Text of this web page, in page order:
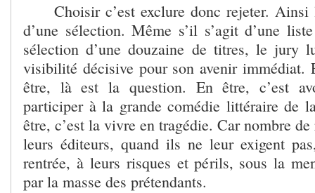
Choisir c’est exclure donc rejeter. Ainsi
d’une sélection. Même s’il s’agit d’une
sélection d’une douzaine de titres, le jury
visibilité décisive pour son avenir immédiat.
être, là est la question. En être, c’est
participer à la grande comédie littéraire de
être, c’est la vivre en tragédie. Car nombre
leurs éditeurs, quand ils ne leur exigent
rentrée, à leurs risques et périls, sous la
par la masse des prétendants.